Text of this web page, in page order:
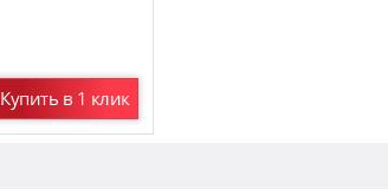
Купить в 1 клик